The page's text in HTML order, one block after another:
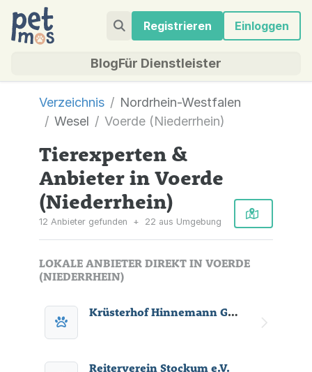
Registrieren Einloggen
BlogFür Dienstleister
Verzeichnis
Nordrhein-Westfalen
Wesel
Voerde (Niederrhein)
Tierexperten &
Anbieter in Voerde
(Niederrhein)
12 Anbieter gefunden + 22 aus Umgebung
LOKALE ANBIETER DIREKT IN VOERDE
(NIEDERRHEIN)
Krüsterhof Hinnemann GmbH & Co. KG
Reiterverein Stockum e.V.